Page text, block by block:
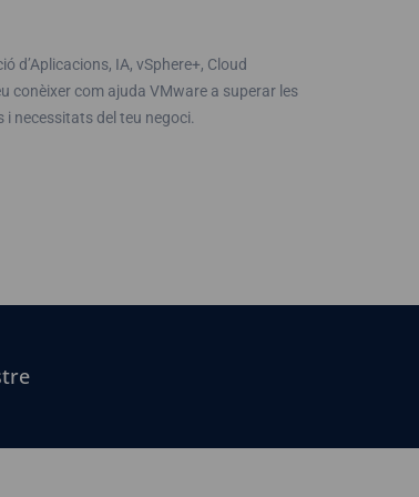
d’Aplicacions, IA, vSphere+, Cloud
conèixer com ajuda VMware a superar les
necessitats del teu negoci.